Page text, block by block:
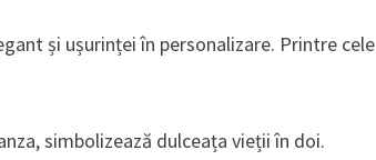
și ușurinței în personalizare. Printre cele
simbolizează dulceața vieții în doi.